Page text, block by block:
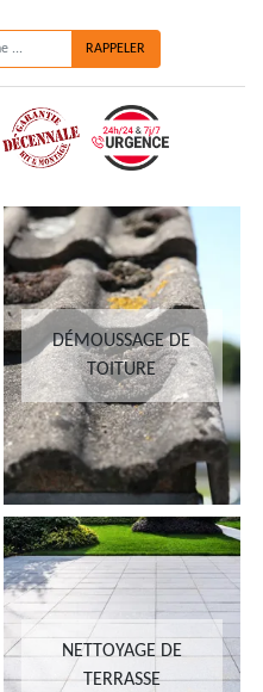
DÉMOUSSAGE DE
TOITURE
NETTOYAGE DE
TERRASSE